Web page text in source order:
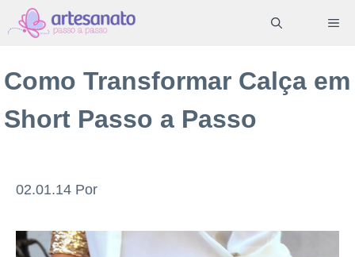
Pular
para
conteúdo
Como Transformar Calça em
Short Passo a Passo
02.01.14 Por